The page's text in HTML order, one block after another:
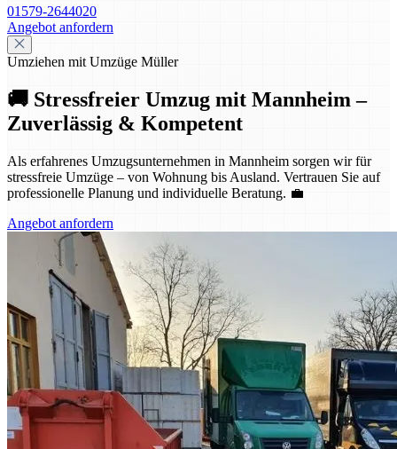
01579-2644020
Angebot anfordern
Umziehen mit Umzüge Müller
🚚 Stressfreier Umzug mit Mannheim –
Zuverlässig & Kompetent
Als erfahrenes Umzugsunternehmen in Mannheim sorgen wir für
stressfreie Umzüge – von Wohnung bis Ausland. Vertrauen Sie auf
professionelle Planung und individuelle Beratung. 💼
Angebot anfordern